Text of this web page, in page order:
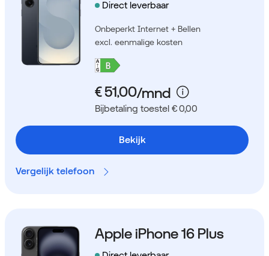
Direct leverbaar
Onbeperkt Internet + Bellen
excl. eenmalige kosten
Bijbetaling toestel € 0,00
Bekijk
Vergelijk telefoon
Apple iPhone 16 Plus